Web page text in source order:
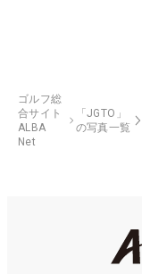
ゴルフ総
合サイト
ALBA
Net
「JGTO」
の写真一覧